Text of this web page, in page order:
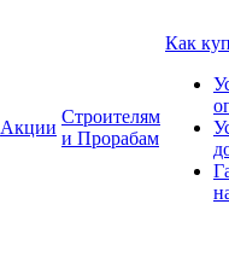
Акции
Строителям
и Прорабам
Как